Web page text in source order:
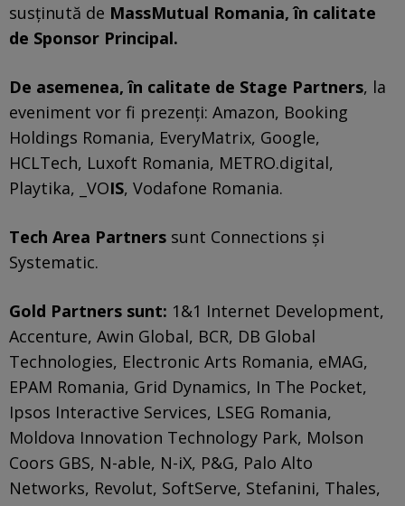
susținută de MassMutual Romania, în calitate
de Sponsor Principal.
De asemenea, în calitate de Stage Partners, la
eveniment vor fi prezenți: Amazon, Booking
Holdings Romania, EveryMatrix, Google,
HCLTech, Luxoft Romania, METRO.digital,
Playtika, _VOIS, Vodafone Romania.
Tech Area Partners sunt Connections și
Systematic.
Gold Partners sunt: 1&1 Internet Development,
Accenture, Awin Global, BCR, DB Global
Technologies, Electronic Arts Romania, eMAG,
EPAM Romania, Grid Dynamics, In The Pocket,
Ipsos Interactive Services, LSEG Romania,
Moldova Innovation Technology Park, Molson
Coors GBS, N-able, N-iX, P&G, Palo Alto
Networks, Revolut, SoftServe, Stefanini, Thales,